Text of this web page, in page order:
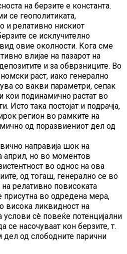
на берзите е константа.
се геополитиката,
и релативно нискиот
се исклучително
овие околности. Кога сме
влијае на пазарот на
и за обврзниците. Во
раст, иако генерално
со вакви параметри, сепак
кои подинамично растат во
Исто така постојат и подрачја,
регион во рамките на
од поразвиениот дел од
направија шок на
април, но во моментов
во однос на ова
од тогаш, генерално се во
на релативно повисоката
присутна во одредена мера,
висока ликвидност на
сè повеќе потенцијални
се насочуваат кон берзите, т.
од слободните парични